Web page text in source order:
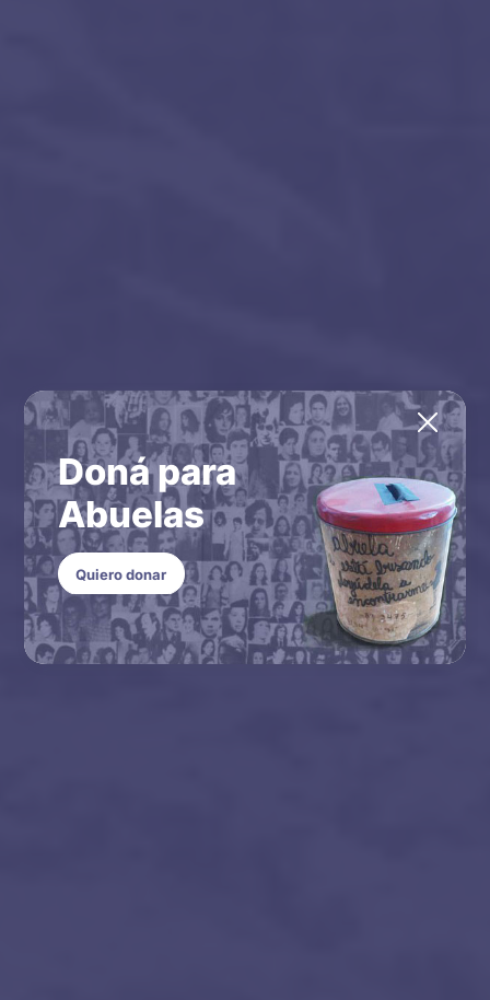
Doná para
Abuelas
Quiero donar